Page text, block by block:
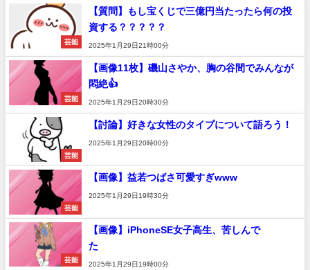
芸能
【質問】もし宝くじで三億円当たったら何の投
資する？？？？？
2025年1月29日21時00分
芸能
【画像11枚】磯山さやか、胸の谷間でみんなが
悶絶👍
2025年1月29日20時30分
芸能
【討論】好きな女性のタイプについて語ろう！
2025年1月29日20時00分
芸能
【画像】益若つばさ可愛すぎwww
2025年1月29日19時30分
芸能
【画像】iPhoneSE女子高生、苦しんで
た
2025年1月29日19時00分